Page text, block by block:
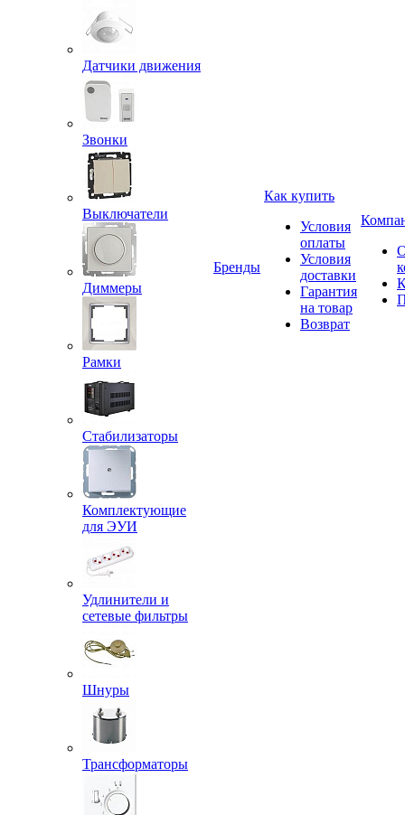
Датчики движения
Звонки
Выключатели
Диммеры
Рамки
Стабилизаторы
Комплектующие
для ЭУИ
Удлинители и
сетевые фильтры
Шнуры
Трансформаторы
Бренды
Как купить
Условия
оплаты
Условия
доставки
Гарантия
на товар
Возврат